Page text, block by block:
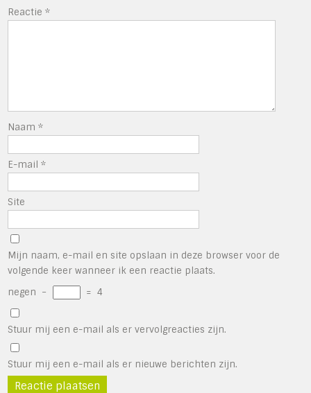
Reactie*
Naam*
E-mail*
Site
Mijn naam, e-mail en site opslaan in deze browser voor de
volgende keer wanneer ik een reactie plaats.
negen − = 4
Stuur mij een e-mail als er vervolgreacties zijn.
Stuur mij een e-mail als er nieuwe berichten zijn.